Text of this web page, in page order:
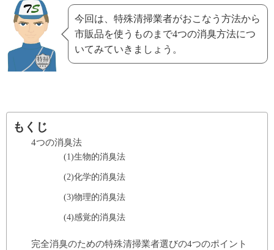
今回は、特殊清掃業者がおこなう方法から
市販品を使うものまで4つの消臭方法につ
いてみていきましょう。
もくじ
4つの消臭法
(1)生物的消臭法
(2)化学的消臭法
(3)物理的消臭法
(4)感覚的消臭法
完全消臭のための特殊清掃業者選びの4つのポイント